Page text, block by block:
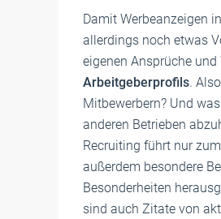
Damit Werbeanzeigen
allerdings noch etwas
eigenen Ansprüche
Arbeitgeberprofils.
Mitbewerbern? Und
anderen Betrieben
Recruiting führt nur
außerdem besondere
Besonderheiten
sind auch Zitate von